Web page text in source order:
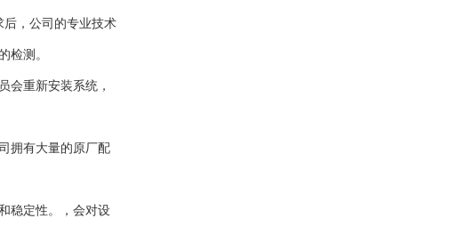
后，公司的专业技术
检测。
会重新安装系统，
拥有大量的原厂配
稳定性。，会对设